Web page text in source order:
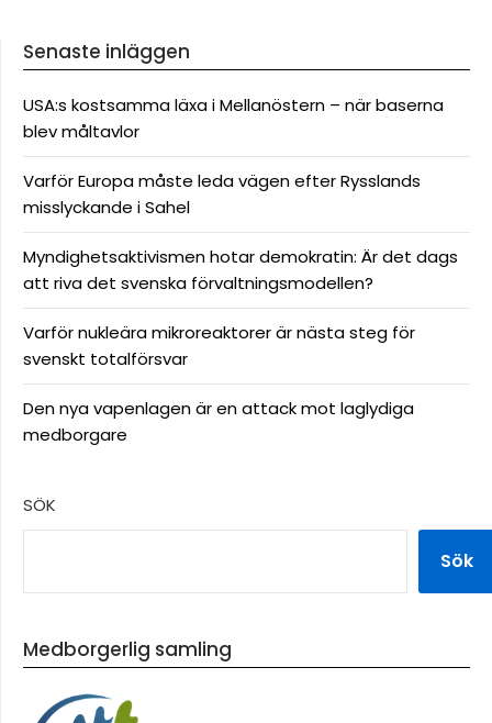
Senaste inläggen
USA:s kostsamma läxa i Mellanöstern – när baserna
blev måltavlor
Varför Europa måste leda vägen efter Rysslands
misslyckande i Sahel
Myndighetsaktivismen hotar demokratin: Är det dags
att riva det svenska förvaltningsmodellen?
Varför nukleära mikroreaktorer är nästa steg för
svenskt totalförsvar
Den nya vapenlagen är en attack mot laglydiga
medborgare
SÖK
Sök
Medborgerlig samling